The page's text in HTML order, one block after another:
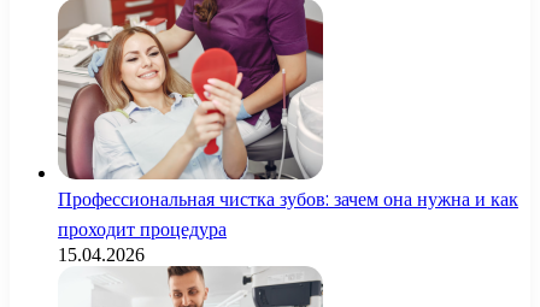
Профессиональная чистка зубов: зачем она нужна и как
проходит процедура
15.04.2026